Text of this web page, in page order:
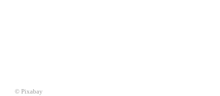
© Pixabay